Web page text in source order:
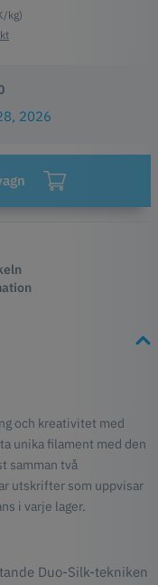
kg)
2026
och kreativitet med
unika filament med den
samman två
utskrifter som uppvisar
i varje lager.
Duo-Silk-tekniken